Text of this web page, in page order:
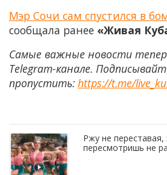
Мэр Сочи сам спустился в
сообщала ранее «Живая
Самые важные новости
Telegram-канале.
пропустить: https://t.me/
Ржу не переставая,
пересмотришь не